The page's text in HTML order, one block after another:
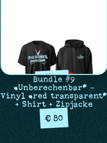
Bundle #9
„Unberechenbar“ –
Vinyl „red transparent“
+ Shirt + Zipjacke
€ 80